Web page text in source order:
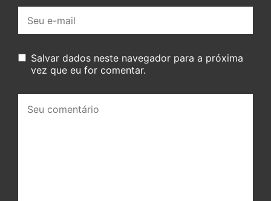
mail:
Salvar dados neste navegador para a próxima
vez que eu for comentar.
comentário: